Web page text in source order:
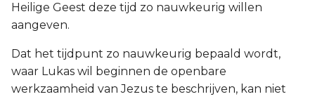
Heilige Geest deze tijd zo nauwkeurig willen
aangeven.
Dat het tijdpunt zo nauwkeurig bepaald wordt,
waar Lukas wil beginnen de openbare
werkzaamheid van Jezus te beschrijven, kan niet